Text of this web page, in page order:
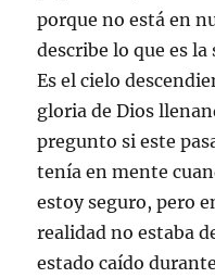
porque no está en
describe lo que es
Es el cielo
gloria de Dios
pregunto si este
tenía en mente
estoy seguro, pero
realidad no estaba
estado caído